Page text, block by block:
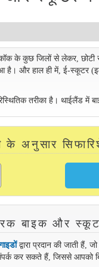
के कुछ जिलों से लेकर, छोटी
है। और हाल ही में, ई-
तरीका है। थाईलैंड में
के अनुसार
बाइक और
द्वारा प्रदान की जाती हैं,
कर सकते हैं, जिससे आपको